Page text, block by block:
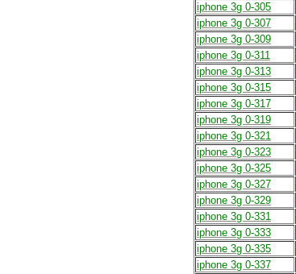
iphone 3g 0-305
iphone 3g 0-307
iphone 3g 0-309
iphone 3g 0-311
iphone 3g 0-313
iphone 3g 0-315
iphone 3g 0-317
iphone 3g 0-319
iphone 3g 0-321
iphone 3g 0-323
iphone 3g 0-325
iphone 3g 0-327
iphone 3g 0-329
iphone 3g 0-331
iphone 3g 0-333
iphone 3g 0-335
iphone 3g 0-337